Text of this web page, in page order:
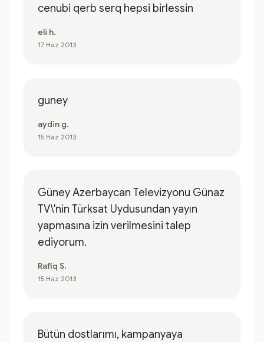
cenubi qerb serq hepsi birlessin
eli h.
17 Haz 2013
guney
aydin g.
15 Haz 2013
Güney Azerbaycan Televizyonu Günaz
TV\'nin Türksat Uydusundan yayın
yapmasına izin verilmesini talep
ediyorum.
Rafiq S.
15 Haz 2013
Bütün dostlarımı, kampanyaya